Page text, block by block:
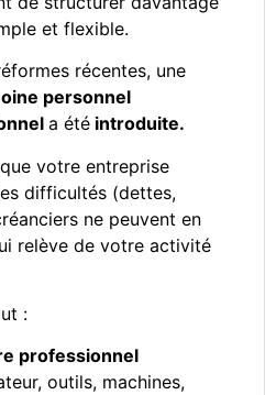
et flexible.
récentes, une
personnel
a étéintroduite.
votre entreprise
difficultés (dettes,
ne peuvent en
relève de votre activité
:
professionnel
outils, machines,